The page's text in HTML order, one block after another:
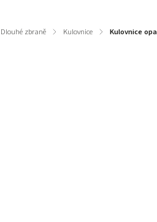
Dlouhé zbraně / Kulovnice / Kulovnice